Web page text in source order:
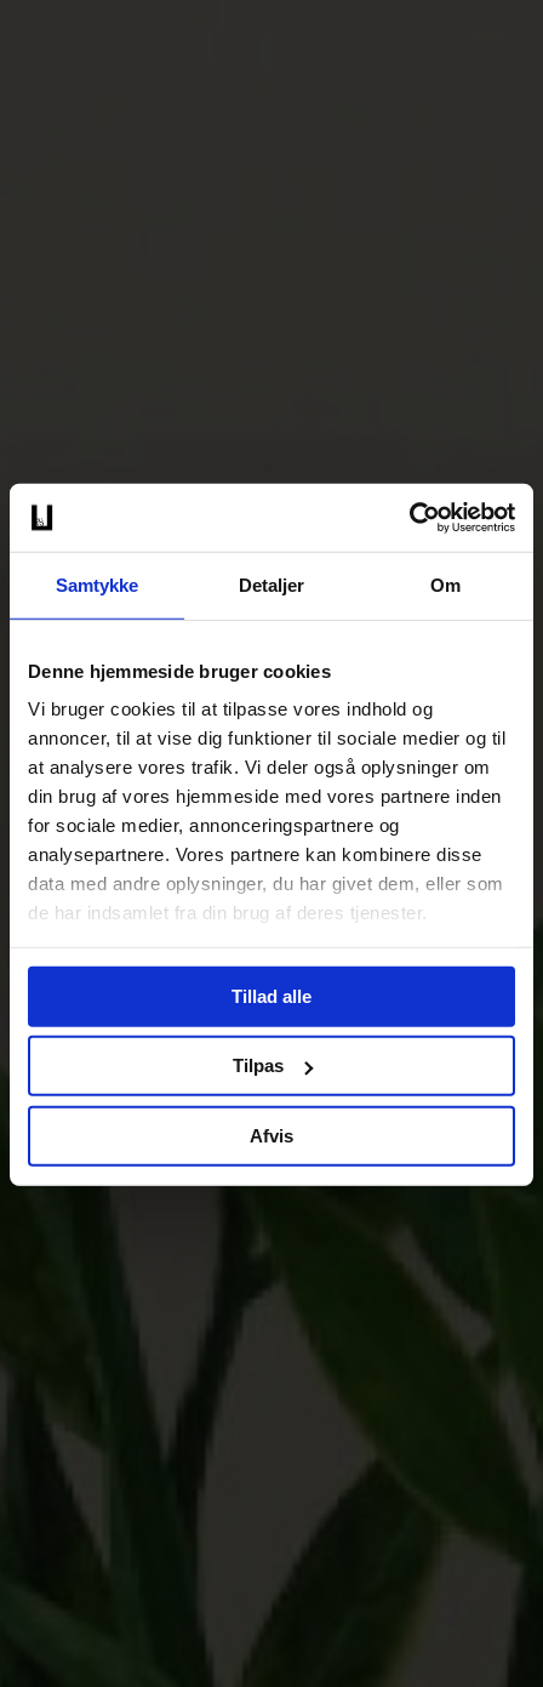
Samtykke Detaljer Om
Denne hjemmeside bruger cookies
Vi bruger cookies til at tilpasse vores indhold og
annoncer, til at vise dig funktioner til sociale medier og til
at analysere vores trafik. Vi deler også oplysninger om
din brug af vores hjemmeside med vores partnere inden
for sociale medier, annonceringspartnere og
analysepartnere. Vores partnere kan kombinere disse
data med andre oplysninger, du har givet dem, eller som
de har indsamlet fra din brug af deres tjenester.
Tillad alle
Tilpas
Afvis